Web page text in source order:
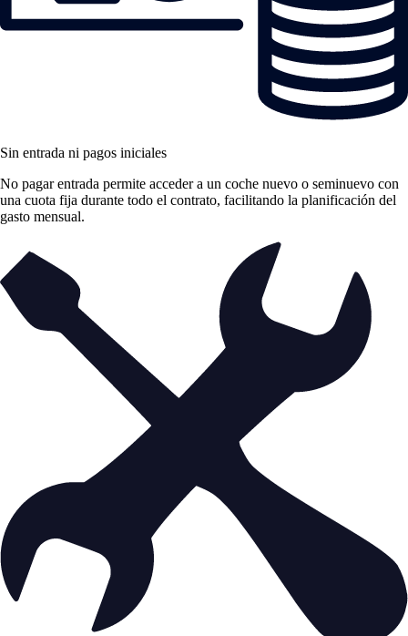
Sin entrada ni pagos iniciales
No pagar entrada permite acceder a un coche nuevo o seminuevo con
una cuota fija durante todo el contrato, facilitando la planificación del
gasto mensual.